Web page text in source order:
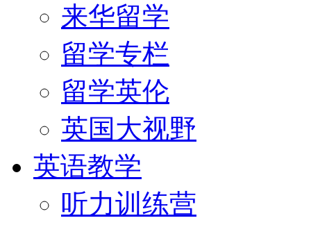
来华留学
留学专栏
留学英伦
英国大视野
英语教学
听力训练营